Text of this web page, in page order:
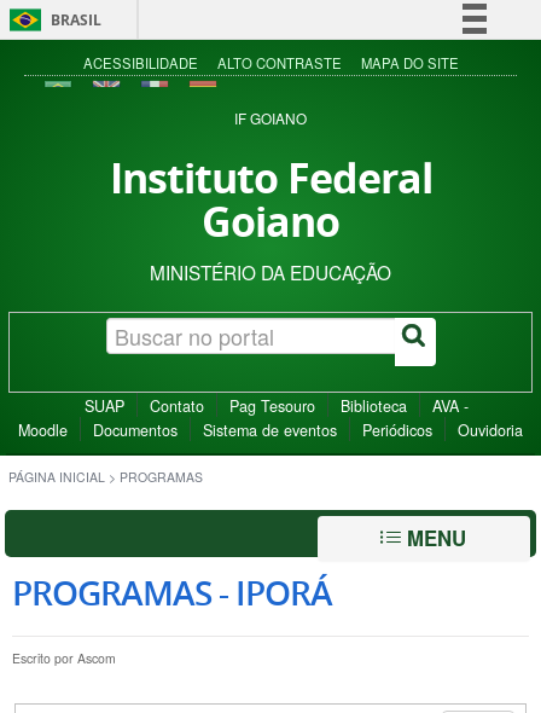
BRASIL
Simplifique!
Acesso à informação
ACESSIBILIDADE ALTO CONTRASTE MAPA DO SITE
IF GOIANO
Instituto Federal
Goiano
MINISTÉRIO DA EDUCAÇÃO
SUAP Contato Pag Tesouro Biblioteca
AVA -
Moodle
Documentos Sistema de eventos Periódicos Ouvidoria
PÁGINA INICIAL > PROGRAMAS
MENU
PROGRAMAS - IPORÁ
Escrito por Ascom